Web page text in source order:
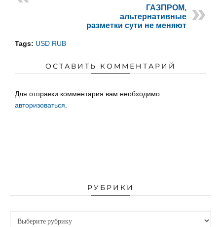
ГАЗПРОМ,
альтернативные
разметки сути не меняют
Tags: USD RUB
ОСТАВИТЬ КОММЕНТАРИЙ
Для отправки комментария вам необходимо
авторизоваться.
РУБРИКИ